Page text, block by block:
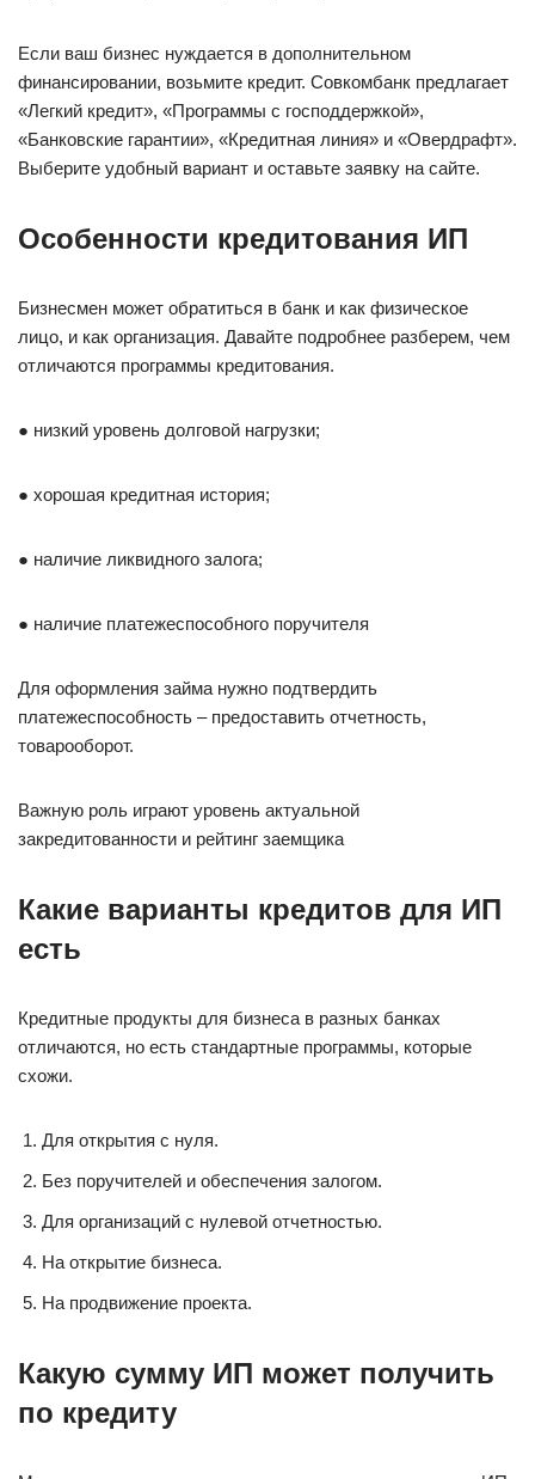
Если ваш бизнес нуждается в дополнительном
финансировании, возьмите кредит. Совкомбанк предлагает
«Легкий кредит», «Программы с господдержкой»,
«Банковские гарантии», «Кредитная линия» и «Овердрафт».
Выберите удобный вариант и оставьте заявку на сайте.
Особенности кредитования ИП
Бизнесмен может обратиться в банк и как физическое
лицо, и как организация. Давайте подробнее разберем, чем
отличаются программы кредитования.
● низкий уровень долговой нагрузки;
● хорошая кредитная история;
● наличие ликвидного залога;
● наличие платежеспособного поручителя
Для оформления займа нужно подтвердить
платежеспособность – предоставить отчетность,
товарооборот.
Важную роль играют уровень актуальной
закредитованности и рейтинг заемщика
Какие варианты кредитов для ИП
есть
Кредитные продукты для бизнеса в разных банках
отличаются, но есть стандартные программы, которые
схожи.
Для открытия с нуля.
Без поручителей и обеспечения залогом.
Для организаций с нулевой отчетностью.
На открытие бизнеса.
На продвижение проекта.
Какую сумму ИП может получить
по кредиту